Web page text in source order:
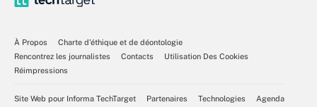
À Propos
Charte d’éthique et de déontologie
Rencontrez les journalistes
Contacts
Utilisation Des Cookies
Réimpressions
Site Web pour Informa TechTarget Partenaires Technologies
Agenda